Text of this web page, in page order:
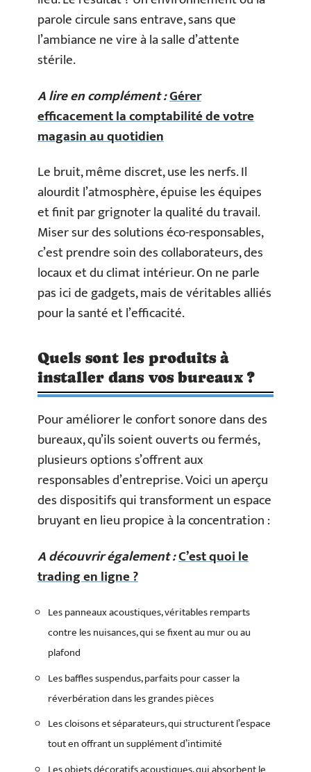
parole circule sans entrave, sans que
l’ambiance ne vire à la salle d’attente
stérile.
A lire en complément :Gérer
efficacement la comptabilité de votre
magasin au quotidien
Le bruit, même discret, use les nerfs. Il
alourdit l’atmosphère, épuise les équipes
et finit par grignoter la qualité du travail.
Miser sur des solutions éco-responsables,
c’est prendre soin des collaborateurs, des
locaux et du climat intérieur. On ne parle
pas ici de gadgets, mais de véritables alliés
pour la santé et l’efficacité.
Quels sont les produits à
installer dans vos bureaux ?
Pour améliorer le confort sonore dans des
bureaux, qu’ils soient ouverts ou fermés,
plusieurs options s’offrent aux
responsables d’entreprise. Voici un aperçu
des dispositifs qui transforment un espace
bruyant en lieu propice à la concentration :
A découvrir également :C’est quoi le
trading en ligne ?
Les panneaux acoustiques, véritables remparts
contre les nuisances, qui se fixent au mur ou au
plafond
Les baffles suspendus, parfaits pour casser la
réverbération dans les grandes pièces
Les cloisons et séparateurs, qui structurent l’espace
tout en offrant un supplément d’intimité